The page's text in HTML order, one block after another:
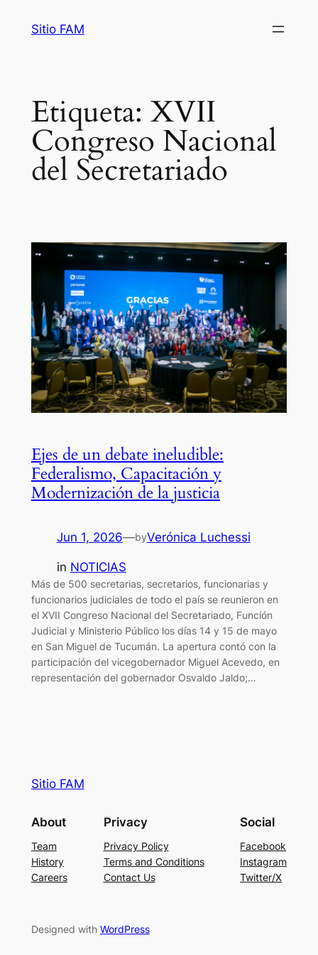
Sitio FAM
Etiqueta: XVII
Congreso Nacional
del Secretariado
Ejes de un debate ineludible:
Federalismo, Capacitación y
Modernización de la justicia
Jun 1, 2026—byVerónica Luchessi
in NOTICIAS
Más de 500 secretarias, secretarios, funcionarias y
funcionarios judiciales de todo el país se reunieron en
el XVII Congreso Nacional del Secretariado, Función
Judicial y Ministerio Público los días 14 y 15 de mayo
en San Miguel de Tucumán. La apertura contó con la
participación del vicegobernador Miguel Acevedo, en
representación del gobernador Osvaldo Jaldo;…
Sitio FAM
About
Team
History
Careers
Privacy
Privacy Policy
Terms and Conditions
Contact Us
Social
Facebook
Instagram
Twitter/X
Designed with WordPress